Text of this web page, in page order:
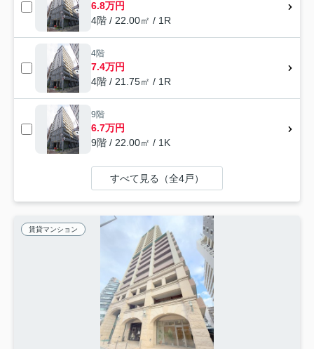
6.8万円
4階 / 22.00㎡ / 1R
4階
7.4万円
4階 / 21.75㎡ / 1R
9階
6.7万円
9階 / 22.00㎡ / 1K
すべて見る（全4戸）
賃貸マンション